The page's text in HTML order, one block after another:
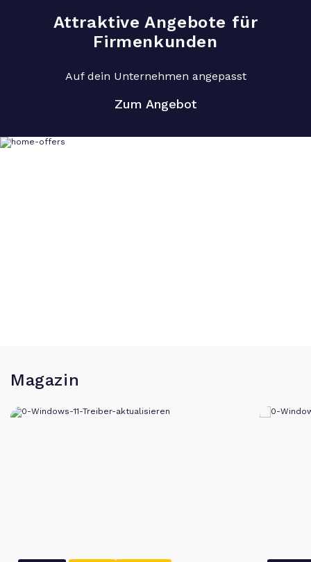
Attraktive Angebote für
Firmenkunden
Auf dein Unternehmen angepasst
Zum Angebot
Magazin